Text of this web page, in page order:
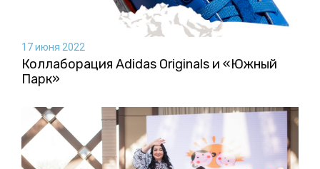
17 июня 2022
Коллаборация Аdidas Originals и «Южный
Парк»